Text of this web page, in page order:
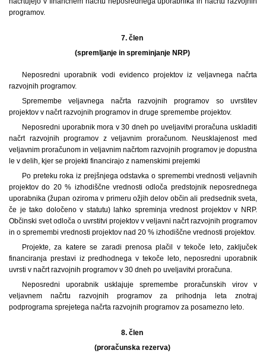
programov.
7. člen
(spremljanje in spreminjanje NRP)
Neposredni uporabnik vodi evidenco projektov iz veljavnega načrta
razvojnih programov.
Spremembe veljavnega načrta razvojnih programov so uvrstitev
projektov v načrt razvojnih programov in druge spremembe projektov.
Neposredni uporabnik mora v 30 dneh po uveljavitvi proračuna uskladiti
načrt razvojnih programov z veljavnim proračunom. Neusklajenost med
veljavnim proračunom in veljavnim načrtom razvojnih programov je dopustna
le v delih, kjer se projekti financirajo z namenskimi prejemki
Po preteku roka iz prejšnjega odstavka o spremembi vrednosti veljavnih
projektov do 20 % izhodiščne vrednosti odloča predstojnik neposrednega
uporabnika (župan oziroma v primeru ožjih delov občin ali predsednik sveta,
če je tako določeno v statutu) lahko spreminja vrednost projektov v NRP.
Občinski svet odloča o uvrstitvi projektov v veljavni načrt razvojnih programov
in o spremembi vrednosti projektov nad 20 % izhodiščne vrednosti projektov.
Projekte, za katere se zaradi prenosa plačil v tekoče leto, zaključek
financiranja prestavi iz predhodnega v tekoče leto, neposredni uporabnik
uvrsti v načrt razvojnih programov v 30 dneh po uveljavitvi proračuna.
Neposredni uporabnik usklajuje spremembe proračunskih virov v
veljavnem načrtu razvojnih programov za prihodnja leta znotraj
podprograma sprejetega načrta razvojnih programov za posamezno leto.
8. člen
(proračunska rezerva)